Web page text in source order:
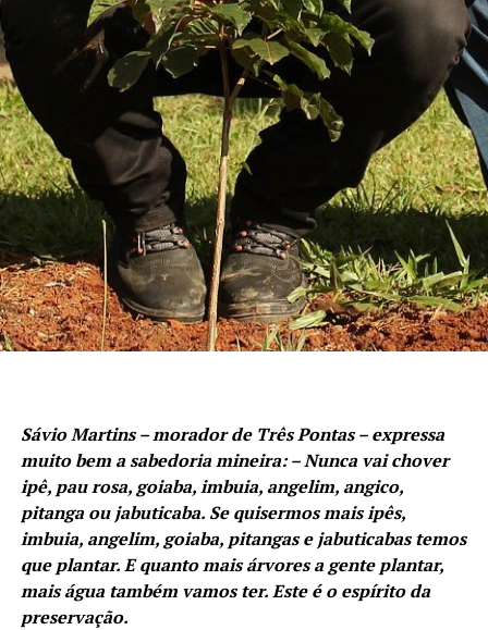
Sávio Martins – morador de Três Pontas – expressa
muito bem a sabedoria mineira: – Nunca vai chover
ipê, pau rosa, goiaba, imbuia, angelim, angico,
pitanga ou jabuticaba. Se quisermos mais ipês,
imbuia, angelim, goiaba, pitangas e jabuticabas temos
que plantar. E quanto mais árvores a gente plantar,
mais água também vamos ter. Este é o espírito da
preservação.